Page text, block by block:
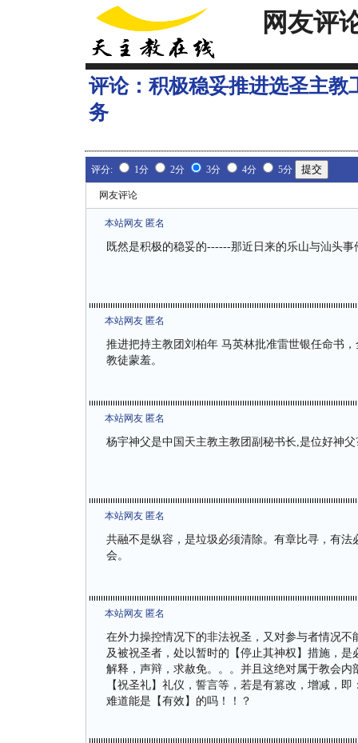
网友评
评论： 积极稳妥推进选圣主教
务
评分: 1分 2分 3分 4分 5分
网友评论
本站网友 匿名
既然是积极的稳妥的------那近日来的乐山与汕头
本站网友 匿名
推进把持主教团刘柏年 马英林批准雷世银任命书
教徒蒙羞。
本站网友 匿名
杨宇神父是中国天主教主教团副秘书长,是位好神父
本站网友 匿名
共融不是纵容，是垃圾必须清除。有章比寻，有
会。
本站网友 匿名
在外力操控情况下的非法祝圣，又对参与者情况
及被祝圣者，处以暂时的【停止其神权】措施，
解释，声辩，求赦免。。。并且这绝对属于教会内
【祝圣礼】礼仪，誓言等，若是有篡改，增减，
难道能是【有效】的吗！！？